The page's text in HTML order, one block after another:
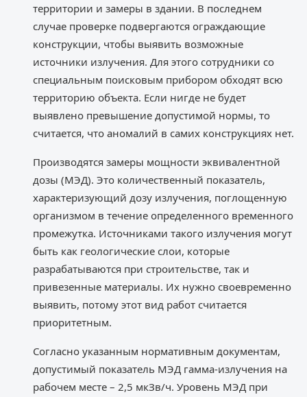
территории и замеры в здании. В последнем
случае проверке подвергаются ограждающие
конструкции, чтобы выявить возможные
источники излучения. Для этого сотрудники со
специальным поисковым прибором обходят всю
территорию объекта. Если нигде не будет
выявлено превышение допустимой нормы, то
считается, что аномалий в самих конструкциях нет.
Производятся замеры мощности эквивалентной
дозы (МЭД). Это количественный показатель,
характеризующий дозу излучения, поглощенную
организмом в течение определенного временного
промежутка. Источниками такого излучения могут
быть как геологические слои, которые
разрабатываются при строительстве, так и
привезенные материалы. Их нужно своевременно
выявить, потому этот вид работ считается
приоритетным.
Согласно указанным нормативным документам,
допустимый показатель МЭД гамма-излучения на
рабочем месте – 2,5 мкЗв/ч. Уровень МЭД при